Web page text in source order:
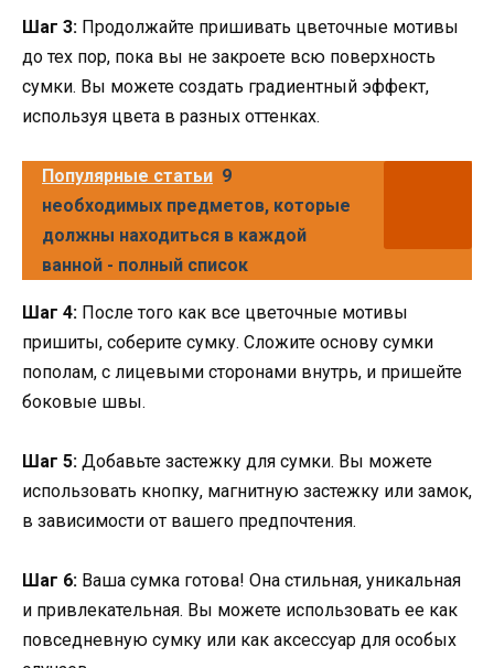
Шаг 3: Продолжайте пришивать цветочные мотивы
до тех пор, пока вы не закроете всю поверхность
сумки. Вы можете создать градиентный эффект,
используя цвета в разных оттенках.
Популярные статьи 9
необходимых предметов, которые
должны находиться в каждой
ванной - полный список
Шаг 4: После того как все цветочные мотивы
пришиты, соберите сумку. Сложите основу сумки
пополам, с лицевыми сторонами внутрь, и пришейте
боковые швы.
Шаг 5: Добавьте застежку для сумки. Вы можете
использовать кнопку, магнитную застежку или замок,
в зависимости от вашего предпочтения.
Шаг 6: Ваша сумка готова! Она стильная, уникальная
и привлекательная. Вы можете использовать ее как
повседневную сумку или как аксессуар для особых